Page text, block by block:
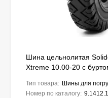
Шина цельнолитая
Xtreme 10.00-20 с
Тип товара: Шины для
Номер по каталогу: